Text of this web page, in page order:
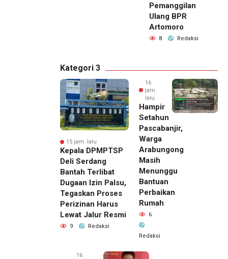
Pemanggilan
Ulang BPR
Artomoro
8 Redaksi
Kategori 3
15 jam lalu
Kepala DPMPTSP
Deli Serdang
Bantah Terlibat
Dugaan Izin Palsu,
Tegaskan Proses
Perizinan Harus
Lewat Jalur Resmi
9 Redaksi
16
jam
lalu
Hampir
Setahun
Pascabanjir,
Warga
Arabungong
Masih
Menunggu
Bantuan
Perbaikan
Rumah
6
Redaksi
16